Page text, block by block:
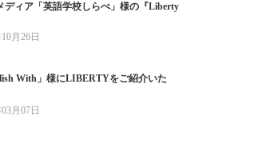
ディア「英語学校しらべ」様の『Liberty
月26日
With」様にLIBERTYをご紹介いた
月07日